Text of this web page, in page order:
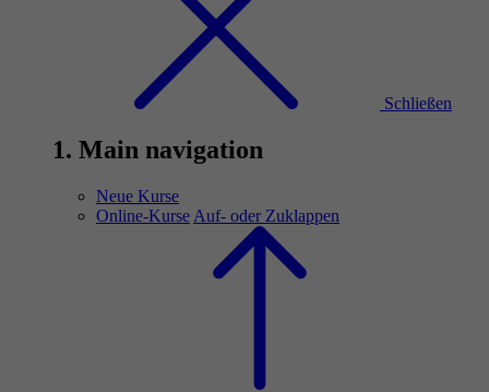
Schließen
1. Main navigation
Neue Kurse
Online-Kurse Auf- oder Zuklappen